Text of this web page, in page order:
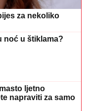
za nekoliko
noć u štiklama?
ljetno
napraviti za samo